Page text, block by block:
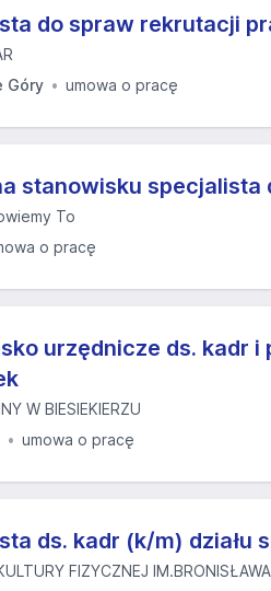
do spraw rekrutacji
Góry
umowa o pracę
stanowisku specjalista
To
o pracę
urzędnicze ds. kadr i
W BIESIEKIERZU
umowa o pracę
ds. kadr (k/m) działu
FIZYCZNEJ